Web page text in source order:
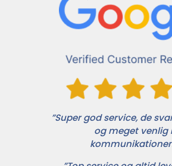
”Super god service, de
og meget venlig i